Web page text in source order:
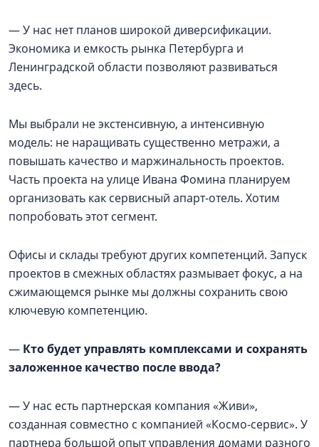
— У нас нет планов широкой диверсификации.
Экономика и емкость рынка Петербурга и
Ленинградской области позволяют развиваться
здесь.
Мы выбрали не экстенсивную, а интенсивную
модель: не наращивать существенно метражи, а
повышать качество и маржинальность проектов.
Часть проекта на улице Ивана Фомина планируем
организовать как сервисный апарт-отель. Хотим
попробовать этот сегмент.
Офисы и склады требуют других компетенций. Запуск
проектов в смежных областях размывает фокус, а на
сжимающемся рынке мы должны сохранить свою
ключевую компетенцию.
— Кто будет управлять комплексами и сохранять
заложенное качество после ввода?
— У нас есть партнерская компания «Живи»,
созданная совместно с компанией «Космо-сервис». У
партнера большой опыт управления домами разного